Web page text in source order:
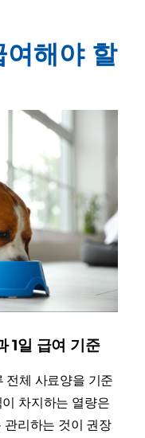
여해야 할
1일 급여 기준
전체 사료양을 기준
차지하는 열량은
관리하는 것이 권장